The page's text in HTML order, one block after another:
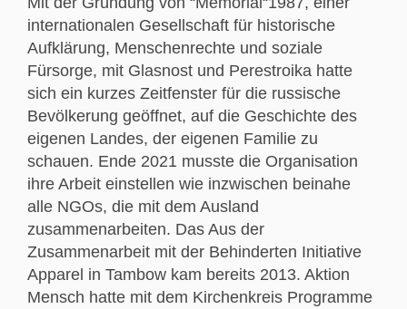
internationalen Gesellschaft für historische
Aufklärung, Menschenrechte und soziale
Fürsorge, mit Glasnost und Perestroika hatte
sich ein kurzes Zeitfenster für die russische
Bevölkerung geöffnet, auf die Geschichte des
eigenen Landes, der eigenen Familie zu
schauen. Ende 2021 musste die Organisation
ihre Arbeit einstellen wie inzwischen beinahe
alle NGOs, die mit dem Ausland
zusammenarbeiten. Das Aus der
Zusammenarbeit mit der Behinderten Initiative
Apparel in Tambow kam bereits 2013. Aktion
Mensch hatte mit dem Kirchenkreis Programme